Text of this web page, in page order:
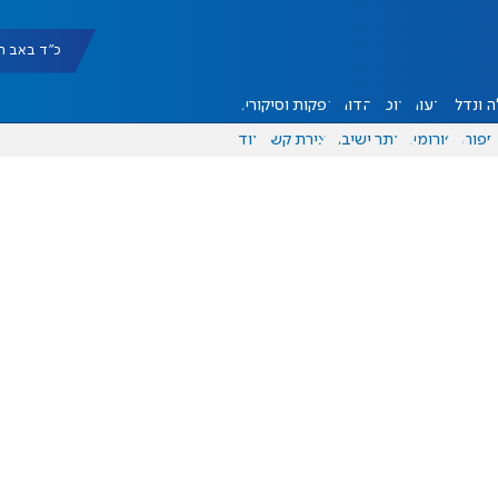
כ"ד באב תשפ"ו
ונדל"ן דעות אוכל יהדות הפקות וסיקורים
ספורט פורומים אתר ישיבה יצירת קשר עוד